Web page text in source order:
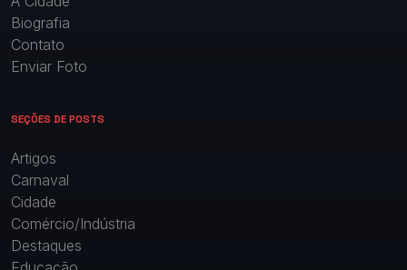
Biografia
Contato
Enviar Foto
SEÇÕES DE POSTS
Artigos
Carnaval
Cidade
Comércio/Indústria
Destaques